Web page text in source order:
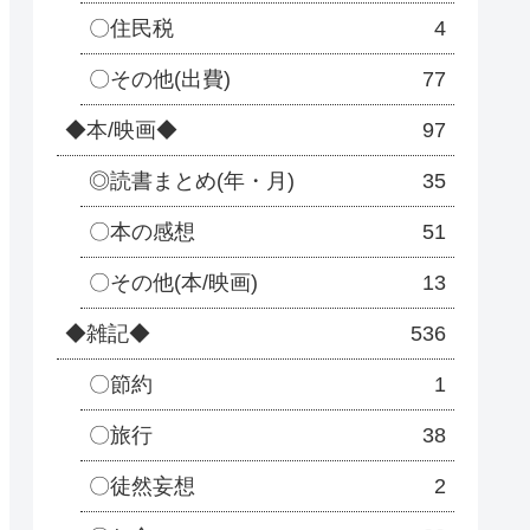
〇住民税 4
〇その他(出費) 77
◆本/映画◆ 97
◎読書まとめ(年・月) 35
〇本の感想 51
〇その他(本/映画) 13
◆雑記◆ 536
〇節約 1
〇旅行 38
〇徒然妄想 2